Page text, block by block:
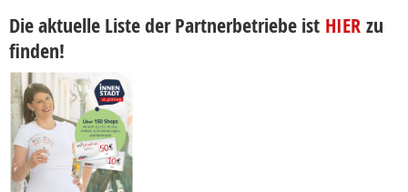
Die aktuelle Liste der Partnerbetriebe ist HIERzu
finden!